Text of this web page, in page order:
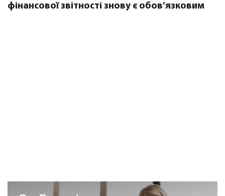
фінансової звітності знову є обов’язковим